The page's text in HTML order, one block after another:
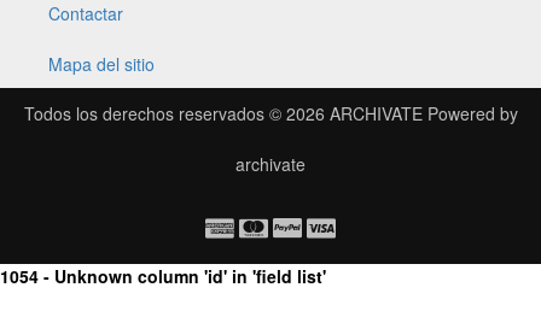
Contactar
Mapa del sitio
Todos los derechos reservados © 2026 ARCHIVATEPowered by
archivate
1054 - Unknown column 'id' in 'field list'